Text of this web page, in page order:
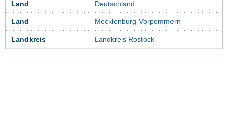
Land Deutschland
Land Mecklenburg-Vorpommern
Landkreis Landkreis Rostock